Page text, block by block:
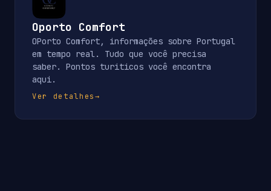
Oporto Comfort
OPorto Comfort, informações sobre Portugal
em tempo real. Tudo que você precisa
saber. Pontos turiticos você encontra
aqui.
Ver detalhes→